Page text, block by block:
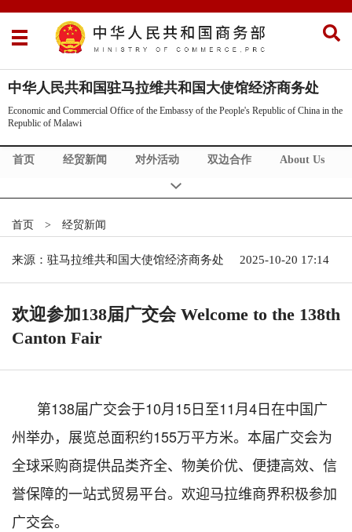
中华人民共和国驻马拉维共和国大使馆经济商务处
Economic and Commercial Office of the Embassy of the People's Republic of China in the
Republic of Malawi
首页 经贸新闻 对外活动 双边合作 About Us
首页 > 经贸新闻
来源：驻马拉维共和国大使馆经济商务处 2025-10-20 17:14
欢迎参加138届广交会 Welcome to the 138th
Canton Fair
第138届广交会于10月15日至11月4日在中国广
州举办，展览总面积约155万平方米。本届广交会为
全球采购商提供品类齐全、物美价优、便捷高效、信
誉保障的一站式贸易平台。欢迎马拉维商界积极参加
广交会。